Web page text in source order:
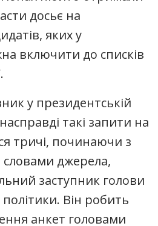
досьє на
яких у
включити до списків
у президентській
такі запити на
тричі, починаючи з
джерела,
заступник голови
Він робить
анкет головами